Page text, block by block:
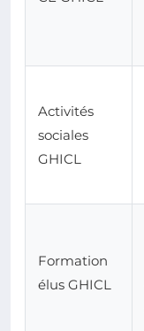
Activités
sociales
GHICL
Formation
élus GHICL